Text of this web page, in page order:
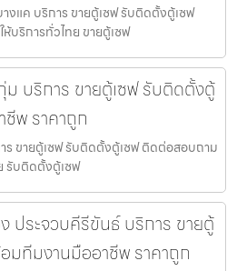
งแค บริการ ขายตู้เซฟ รับติดตั้งตู้เซฟ
บริการทั่วไทย ขายตู้เซฟ
บริการ ขายตู้เซฟ รับติดตั้งตู้
พ ราคาถูก
ขายตู้เซฟ รับติดตั้งตู้เซฟ ติดต่อสอบถาม
รับติดตั้งตู้เซฟ
ประจวบคีรีขันธ์ บริการ ขายตู้
มทีมงานมืออาชีพ ราคาถูก